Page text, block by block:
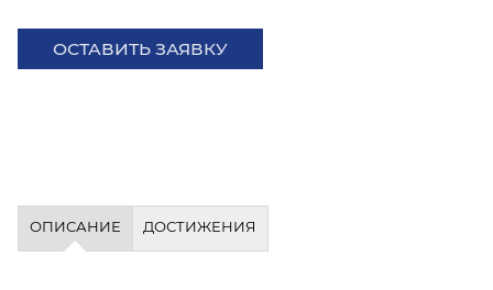
ОСТАВИТЬ ЗАЯВКУ
ОПИСАНИЕ ДОСТИЖЕНИЯ